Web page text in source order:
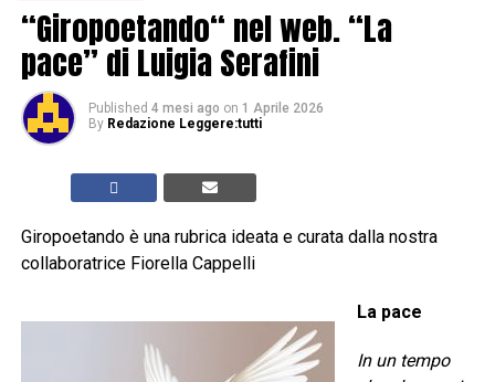
“Giropoetando“ nel web. “La
pace” di Luigia Serafini
Published 4 mesi ago on 1 Aprile 2026
By Redazione Leggere:tutti
Giropoetando è una rubrica ideata e curata dalla nostra
collaboratrice Fiorella Cappelli
La pace
In un tempo